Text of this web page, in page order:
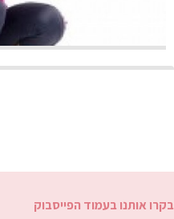
בקרו אותנו בעמוד הפייסבוק